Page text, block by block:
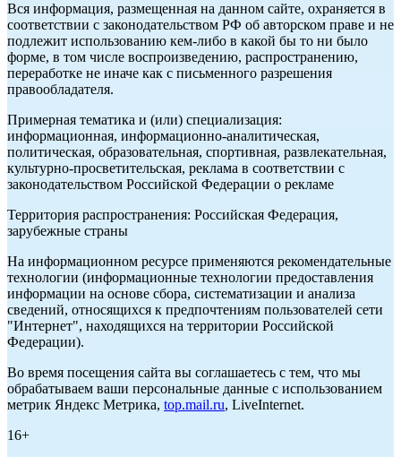
Вся информация, размещенная на данном сайте, охраняется в
соответствии с законодательством РФ об авторском праве и не
подлежит использованию кем-либо в какой бы то ни было
форме, в том числе воспроизведению, распространению,
переработке не иначе как с письменного разрешения
правообладателя.
Примерная тематика и (или) специализация:
информационная, информационно-аналитическая,
политическая, образовательная, спортивная, развлекательная,
культурно-просветительская, реклама в соответствии с
законодательством Российской Федерации о рекламе
Территория распространения: Российская Федерация,
зарубежные страны
На информационном ресурсе применяются рекомендательные
технологии (информационные технологии предоставления
информации на основе сбора, систематизации и анализа
сведений, относящихся к предпочтениям пользователей сети
"Интернет", находящихся на территории Российской
Федерации).
Во время посещения сайта вы соглашаетесь с тем, что мы
обрабатываем ваши персональные данные с использованием
метрик Яндекс Метрика, top.mail.ru, LiveInternet.
16+